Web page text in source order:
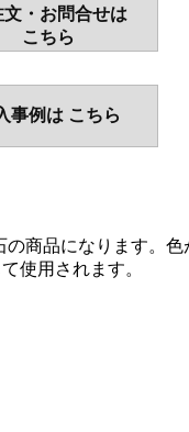
文・お問合せは
こちら
事例は こちら
の商品になります。
使用されます。